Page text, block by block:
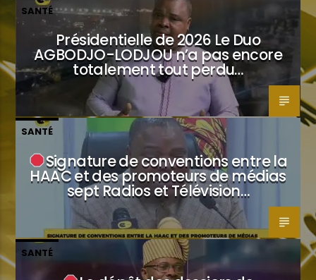
SANTÉ
Présidentielle de 2026 Le Duo
AGBODJO-LODJOU n’a pas encore
totalement tout perdu…
SANTÉ
Signature de conventions entre la
HAAC et des promoteurs de médias
sept Radios et Télévision…
SANTÉ